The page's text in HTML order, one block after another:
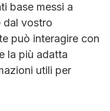
base messi a
dal vostro
può interagire con
la più adatta
utili per